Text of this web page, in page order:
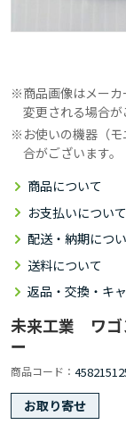
商品画像はメー
変更される場合が
お使いの機器（
合がございます。
商品について
お支払いについて
配送・納期につ
送料について
返品・交換・キ
未来工業 ワ
ー
商品コード
お取り寄せ